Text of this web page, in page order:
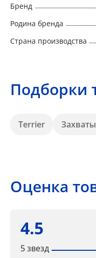
Бренд
Родина бренда
Страна производства
Подборки
Terrier
Оценка
4.5
5 звезд